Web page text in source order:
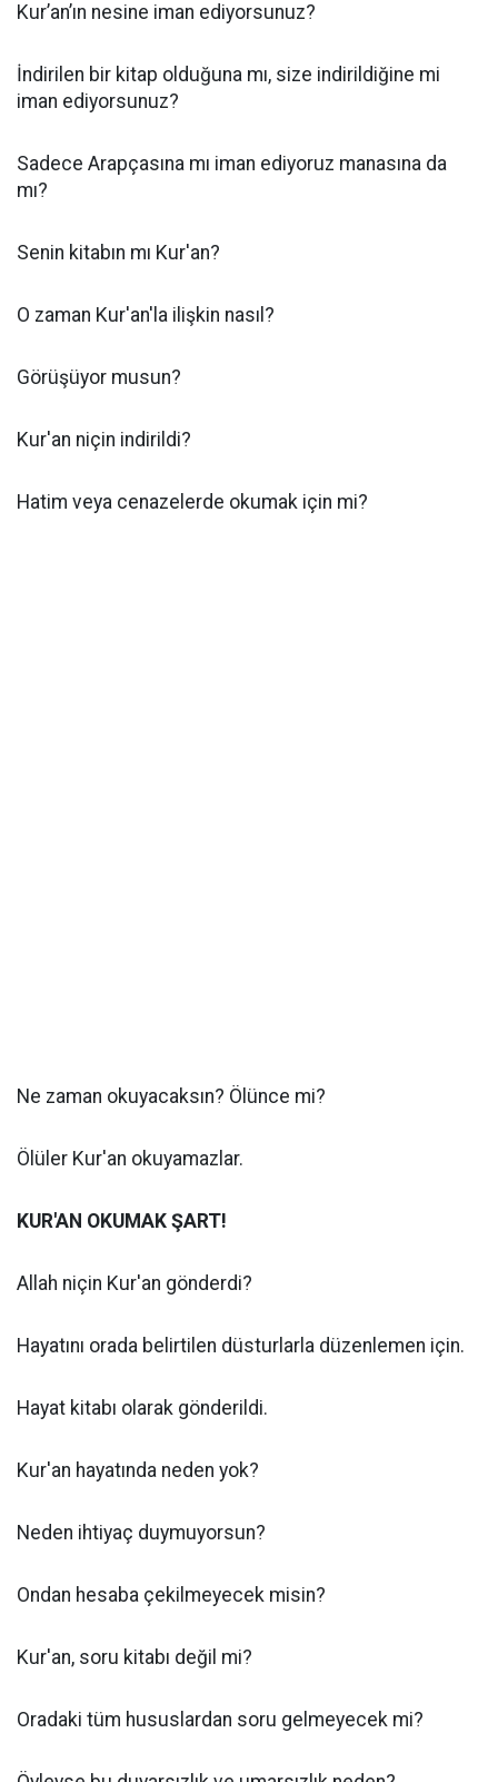
Kur’an’ın nesine iman ediyorsunuz?
İndirilen bir kitap olduğuna mı, size indirildiğine mi
iman ediyorsunuz?
Sadece Arapçasına mı iman ediyoruz manasına da
mı?
Senin kitabın mı Kur'an?
O zaman Kur'an'la ilişkin nasıl?
Görüşüyor musun?
Kur'an niçin indirildi?
Hatim veya cenazelerde okumak için mi?
Ne zaman okuyacaksın? Ölünce mi?
Ölüler Kur'an okuyamazlar.
KUR'AN OKUMAK ŞART!
Allah niçin Kur'an gönderdi?
Hayatını orada belirtilen düsturlarla düzenlemen için.
Hayat kitabı olarak gönderildi.
Kur'an hayatında neden yok?
Neden ihtiyaç duymuyorsun?
Ondan hesaba çekilmeyecek misin?
Kur'an, soru kitabı değil mi?
Oradaki tüm hususlardan soru gelmeyecek mi?